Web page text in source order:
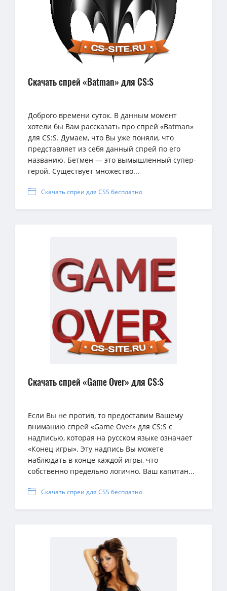
Скачать спрей «Batman» для CS:S
Доброго времени суток. В данным момент
хотели бы Вам рассказать про спрей «Batman»
для CS:S. Думаем, что Вы уже поняли, что
представляет из себя данный спрей по его
названию. Бетмен — это вымышленный супер-
герой. Существует множество...
Скачать спреи для CSS бесплатно
Скачать спрей «Game Over» для CS:S
Если Вы не против, то предоставим Вашему
вниманию спрей «Game Over» для CS:S с
надписью, которая на русском языке означает
«Конец игры». Эту надпись Вы можете
наблюдать в конце каждой игры, что
собственно предельно логично. Ваш капитан...
Скачать спреи для CSS бесплатно